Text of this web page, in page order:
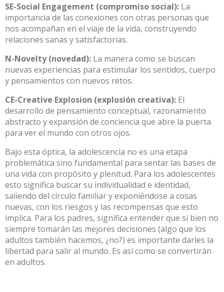
SE-Social Engagement (compromiso social): La
importancia de las conexiones con otras personas que
nos acompañan en el viaje de la vida, construyendo
relaciones sanas y satisfactorias.
N-Novelty (novedad): La manera como se buscan
nuevas experiencias para estimular los sentidos, cuerpo
y pensamientos con nuevos retos.
CE-Creative Explosion (explosión creativa): El
desarrollo de pensamiento conceptual, razonamiento
abstracto y expansión de conciencia que abre la puerta
para ver el mundo con otros ojos.
Bajo esta óptica, la adolescencia no es una etapa
problemática sino fundamental para sentar las bases de
una vida con propósito y plenitud. Para los adolescentes
esto significa buscar su individualidad e identidad,
saliendo del círculo familiar y exponiéndose a cosas
nuevas, con los riesgos y las recompensas que esto
implica. Para los padres, significa entender que si bien no
siempre tomarán las mejores decisiones (algo que los
adultos también hacemos, ¿no?) es importante darles la
libertad para salir al mundo. Es así como se convertirán
en adultos.